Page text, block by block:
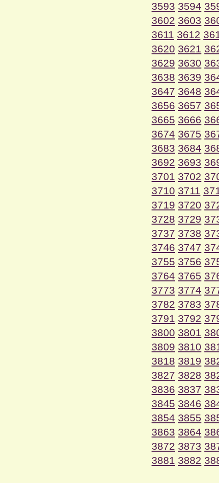
3593 3594
3602 3603
3611 3612
3620 3621
3629 3630
3638 3639
3647 3648
3656 3657
3665 3666
3674 3675
3683 3684
3692 3693
3701 3702
3710 3711
3719 3720
3728 3729
3737 3738
3746 3747
3755 3756
3764 3765
3773 3774
3782 3783
3791 3792
3800 3801
3809 3810
3818 3819
3827 3828
3836 3837
3845 3846
3854 3855
3863 3864
3872 3873
3881 3882